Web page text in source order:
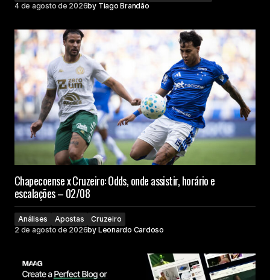
4 de agosto de 2026by Tiago Brandão
Chapecoense x Cruzeiro: Odds, onde assistir, horário e
escalações – 02/08
Análises Apostas
Cruzeiro
2 de agosto de 2026by Leonardo Cardoso